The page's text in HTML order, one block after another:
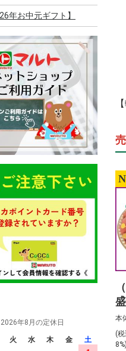
年お中元ギフト】
2026年8月の定休日
火 水 木 金
土
本
(